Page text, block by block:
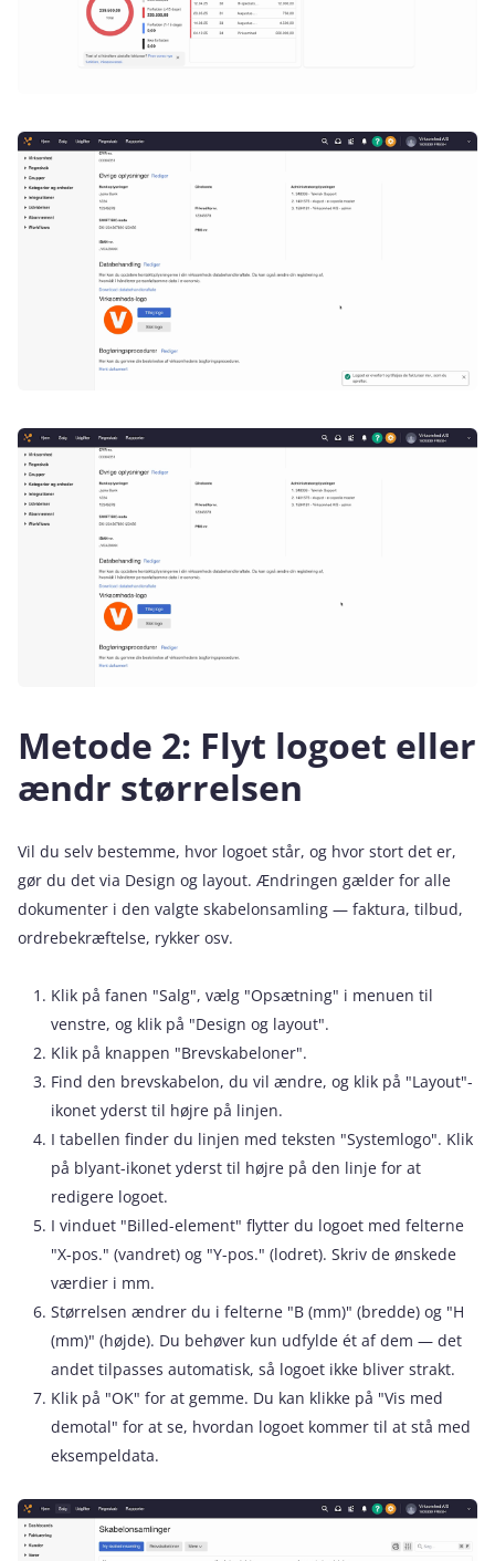
Metode 2: Flyt logoet eller
ændr størrelsen
Vil du selv bestemme, hvor logoet står, og hvor stort det er,
gør du det via Design og layout. Ændringen gælder for alle
dokumenter i den valgte skabelonsamling — faktura, tilbud,
ordrebekræftelse, rykker osv.
Klik på fanen "Salg", vælg "Opsætning" i menuen til
venstre, og klik på "Design og layout".
Klik på knappen "Brevskabeloner".
Find den brevskabelon, du vil ændre, og klik på "Layout"-
ikonet yderst til højre på linjen.
I tabellen finder du linjen med teksten "Systemlogo". Klik
på blyant-ikonet yderst til højre på den linje for at
redigere logoet.
I vinduet "Billed-element" flytter du logoet med felterne
"X-pos." (vandret) og "Y-pos." (lodret). Skriv de ønskede
værdier i mm.
Størrelsen ændrer du i felterne "B (mm)" (bredde) og "H
(mm)" (højde). Du behøver kun udfylde ét af dem — det
andet tilpasses automatisk, så logoet ikke bliver strakt.
Klik på "OK" for at gemme. Du kan klikke på "Vis med
demotal" for at se, hvordan logoet kommer til at stå med
eksempeldata.